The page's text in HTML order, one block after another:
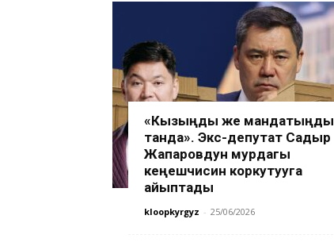
«Кызыңды же мандатыңды
танда». Экс-депутат Садыр
Жапаровдун мурдагы
кеңешчисин коркутууга
айыптады
kloopkyrgyz - 25/06/2026